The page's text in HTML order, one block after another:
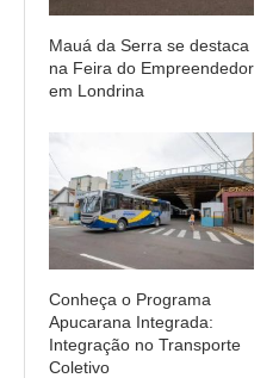
Mauá da Serra se destaca
na Feira do Empreendedor
em Londrina
Conheça o Programa
Apucarana Integrada:
Integração no Transporte
Coletivo